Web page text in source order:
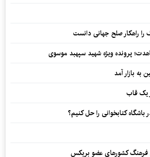
را راهکار صلح جهانی دانست
پرونده ویژه شهید سپهبد موسوی
به بازار آمد
یک قاب
کتابخوانی را حل کنیم؟
فرهنگ کشورهای عضو بریکس